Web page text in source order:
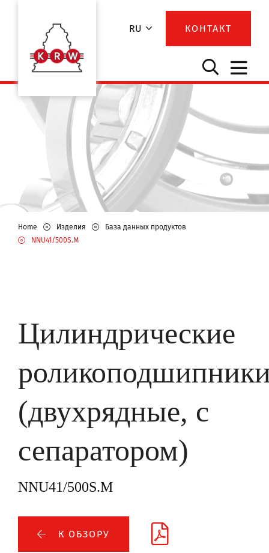
RU КОНТАКТ
Home Изделия
База данных продуктов
NNU41/500S.M
Цилиндрические
(двухрядные, с
сепаратором)
NNU41/500S.M
К ОБЗОРУ